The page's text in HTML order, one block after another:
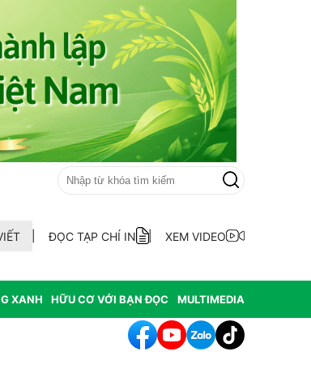
ĐỌC TẠP CHÍ IN XEM VIDEO
XANH HỮU CƠ VỚI BẠN ĐỌC MULTIMEDIA
hài cốt liệt sĩ chưa xác định thông tin tại xã Ea Kar tỉnh